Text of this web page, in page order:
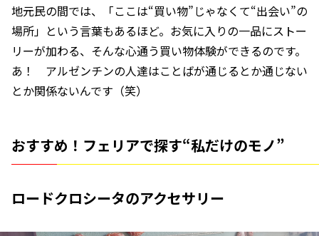
地元民の間では、「ここは“買い物”じゃなくて“出会い”の
場所」という言葉もあるほど。お気に入りの一品にストー
リーが加わる、そんな心通う買い物体験ができるのです。
あ！ アルゼンチンの人達はことばが通じるとか通じない
とか関係ないんです（笑）
おすすめ！フェリアで探す“私だけのモノ”
ロードクロシータのアクセサリー